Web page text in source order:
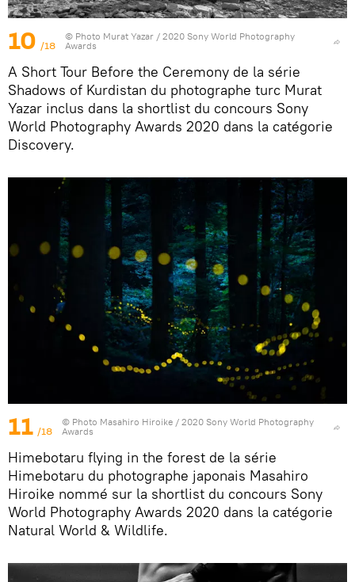
10 /18
© Photo Murat Yazar / 2020 Sony World Photography
Awards
A Short Tour Before the Ceremony de la série
Shadows of Kurdistan du photographe turc Murat
Yazar inclus dans la shortlist du concours Sony
World Photography Awards 2020 dans la catégorie
Discovery.
11 /18
© Photo Masahiro Hiroike / 2020 Sony World Photography
Awards
Himebotaru flying in the forest de la série
Himebotaru du photographe japonais Masahiro
Hiroike nommé sur la shortlist du concours Sony
World Photography Awards 2020 dans la catégorie
Natural World & Wildlife.